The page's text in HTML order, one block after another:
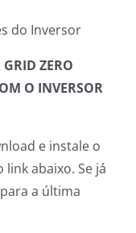
do Inversor
ZERO
O INVERSOR
e instale o
link abaixo. Se já
a última